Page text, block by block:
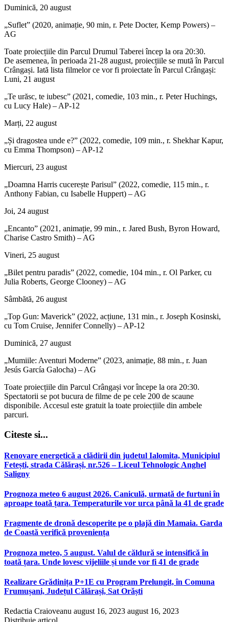
Duminică, 20 august
„Suflet” (2020, animație, 90 min, r. Pete Docter, Kemp Powers) –
AG
Toate proiecțiile din Parcul Drumul Taberei încep la ora 20:30.
De asemenea, în perioada 21-28 august, proiecțiile se mută în Parcul
Crângași. Iată lista filmelor ce vor fi proiectate în Parcul Crângași:
Luni, 21 august
„Te urăsc, te iubesc” (2021, comedie, 103 min., r. Peter Huchings,
cu Lucy Hale) – AP-12
Marți, 22 august
„Și dragostea unde e?” (2022, comedie, 109 min., r. Shekhar Kapur,
cu Emma Thompson) – AP-12
Miercuri, 23 august
„Doamna Harris cucerește Parisul” (2022, comedie, 115 min., r.
Anthony Fabian, cu Isabelle Huppert) – AG
Joi, 24 august
„Encanto” (2021, animație, 99 min., r. Jared Bush, Byron Howard,
Charise Castro Smith) – AG
Vineri, 25 august
„Bilet pentru paradis” (2022, comedie, 104 min., r. Ol Parker, cu
Julia Roberts, George Clooney) – AG
Sâmbătă, 26 august
„Top Gun: Maverick” (2022, acțiune, 131 min., r. Joseph Kosinski,
cu Tom Cruise, Jennifer Connelly) – AP-12
Duminică, 27 august
„Mumiile: Aventuri Moderne” (2023, animație, 88 min., r. Juan
Jesús García Galocha) – AG
Toate proiecțiile din Parcul Crângași vor începe la ora 20:30.
Spectatorii se pot bucura de filme de pe cele 200 de scaune
disponibile. Accesul este gratuit la toate proiecțiile din ambele
parcuri.
Citeste si...
Renovare energetică a clădirii din judetul Ialomita, Municipiul
Fetești, strada Călărași, nr.526 – Liceul Tehnologic Anghel
Saligny
Prognoza meteo 6 august 2026. Caniculă, urmată de furtuni în
aproape toată țara. Temperaturile vor urca până la 41 de grade
Fragmente de dronă descoperite pe o plajă din Mamaia. Garda
de Coastă verifică proveniența
Prognoza meteo, 5 august. Valul de căldură se intensifică în
toată țara. Unde lovesc vijeliile și unde vor fi 41 de grade
Realizare Grădinița P+1E cu Program Prelungit, în Comuna
Frumușani, Județul Călărași, Sat Orăști
Redactia Craioveanu august 16, 2023 august 16, 2023